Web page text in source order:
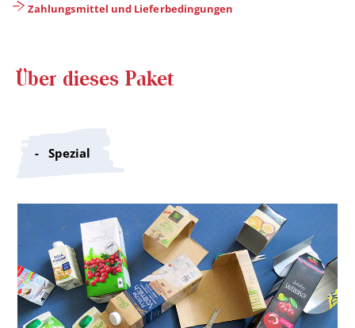
Zahlungsmittel und Lieferbedingungen
Über dieses Paket
Spezial